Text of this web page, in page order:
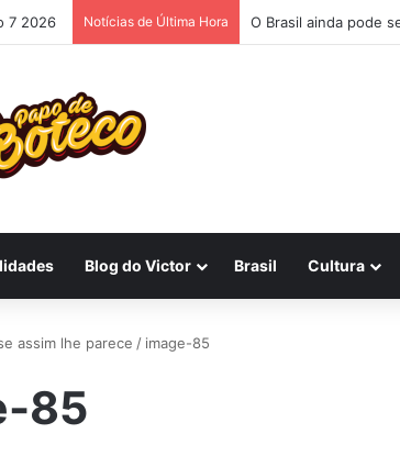
7 2026 Notícias de Última Hora O Brasil ainda pode
Blog do Victor Brasil Cultura
assim lhe parece / image-85
85